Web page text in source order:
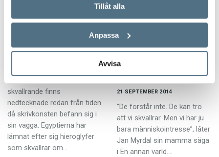
Tillåt alla
Anpassa
Avvisa
ARTIKLAR
skvallrande finns
nedtecknade redan från tiden
då skrivkonsten befann sig i
sin vagga. Egyptierna har
lämnat efter sig hieroglyfer
som skvallrar om…
Ständigt skvallrar vi
– men vi kallar det
något annat
21 SEPTEMBER 2014
”De förstår inte. De kan tro
att vi skvallrar. Men vi har ju
bara människointresse”, låter
Jan Myrdal sin mamma säga
i En annan värld.…